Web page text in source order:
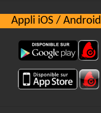
Appli iOS / Android